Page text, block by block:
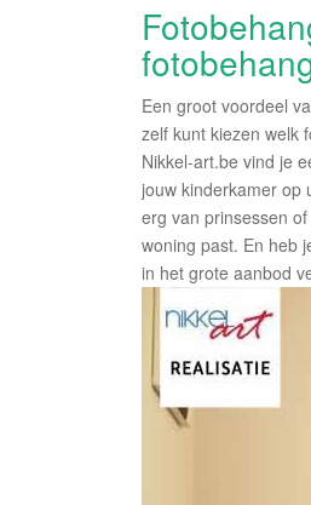
Een groot voordeel
zelf kunt kiezen welk
Nikkel-art.be vind je
jouw kinderkamer op
erg van prinsessen
woning past. En heb
in het grote aanbod